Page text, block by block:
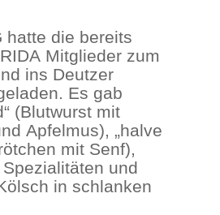
hatte die bereits
Mitglieder zum
ins Deutzer
Es gab
(Blutwurst mit
Apfelmus), „halve
mit Senf),
und
in schlanken